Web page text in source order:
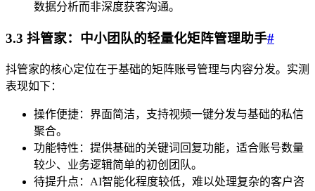
数据分析而非深度获客沟通。
3.3 抖管家：中小团队的轻量化矩阵管理助手#
抖管家的核心定位在于基础的矩阵账号管理与内容分发。实测
表现如下：
操作便捷：界面简洁，支持视频一键分发与基础的私信
聚合。
功能特性：提供基础的关键词回复功能，适合账号数量
较少、业务逻辑简单的初创团队。
待提升点：AI智能化程度较低，难以处理复杂的客户咨